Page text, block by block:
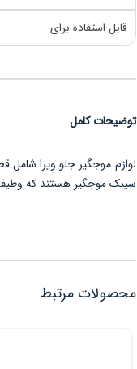
قابل استفاده برای
توضیحات کامل
لوازم موجگیر جلو ویرا
سیبک موجگیر هستند که
محصولات مرتبط